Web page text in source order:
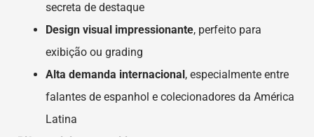
secreta de destaque
Design visual impressionante, perfeito para
exibição ou grading
Alta demanda internacional, especialmente entre
falantes de espanhol e colecionadores da América
Latina